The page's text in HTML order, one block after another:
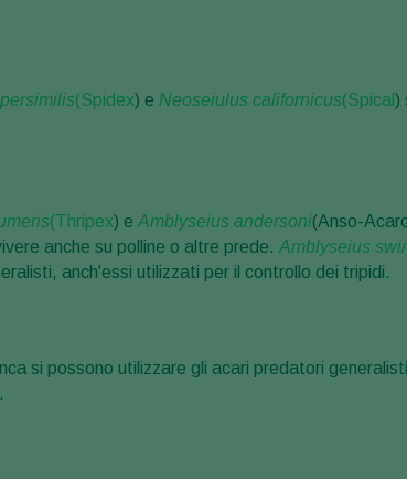
(Spidex) e Neoseiulus californicus(Spical)
(Thripex) e Amblyseius andersoni(Anso-
anche su polline o altre prede. Amblyseius
anch'essi utilizzati per il controllo dei tripidi.
si possono utilizzare gli acari predatori generalisti